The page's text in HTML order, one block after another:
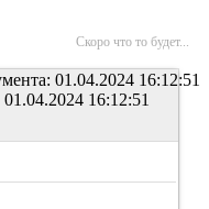
Скоро что то будет...
01.04.2024 16:12:51
16:12:51